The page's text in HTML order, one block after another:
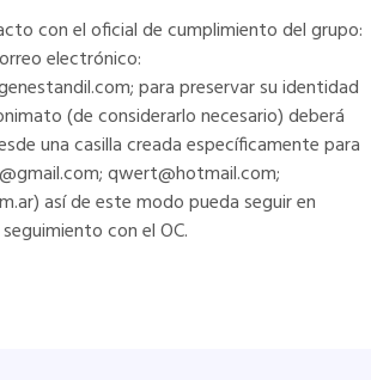
con el oficial de cumplimiento del grupo:
electrónico:
; para preservar su identidad
(de considerarlo necesario) deberá
una casilla creada específicamente para
qwert@hotmail.com;
así de este modo pueda seguir en
con el OC.